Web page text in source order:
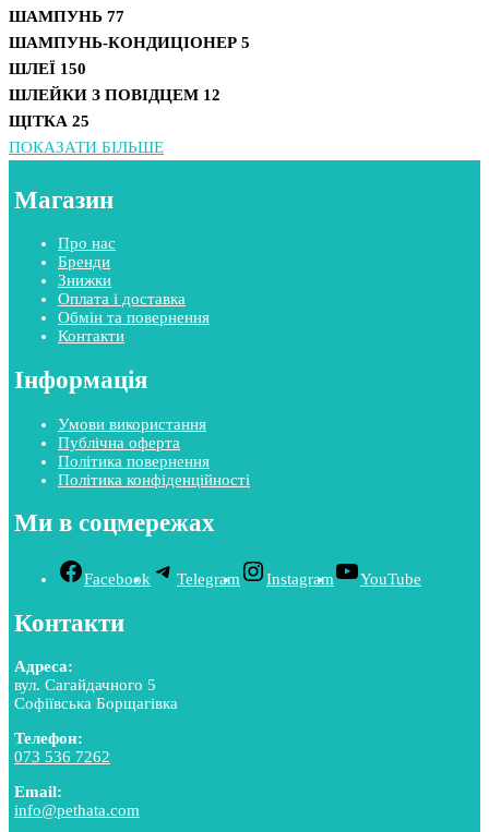
ШАМПУНЬ 77
ШАМПУНЬ-КОНДИЦІОНЕР 5
ШЛЕЇ 150
ШЛЕЙКИ З ПОВІДЦЕМ 12
ЩІТКА 25
ПОКАЗАТИ БІЛЬШЕ
Магазин
Про нас
Бренди
Знижки
Оплата і доставка
Обмін та повернення
Контакти
Інформація
Умови використання
Публічна оферта
Політика повернення
Політика конфіденційності
Ми в соцмережах
Facebook Telegram Instagram YouTube
Контакти
Адреса:
вул. Сагайдачного 5
Софіївська Борщагівка
Телефон:
073 536 7262
Email:
info@pethata.com